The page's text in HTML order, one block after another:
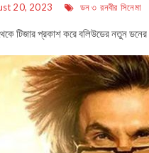
20, 2023 ডন ৩ রনবীর সিনেমা
টিজার প্রকাশ করে বলিউডের নতুন ডনের